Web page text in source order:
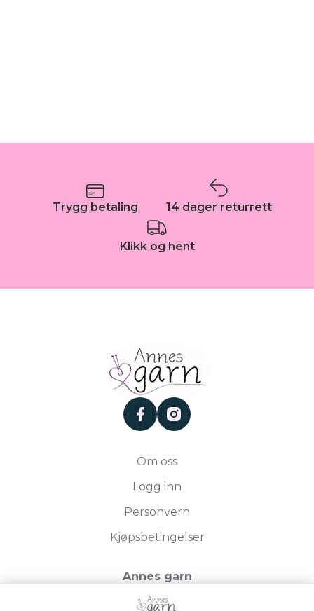
Trygg betaling 14 dager returrett
Klikk og hent
facebookinstagram
Om oss
Logg inn
Personvern
Kjøpsbetingelser
Annes garn
Storgata 19, 2750 Gran